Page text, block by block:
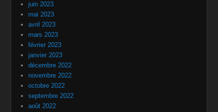
juin 2023
mai 2023
avril 2023
mars 2023
février 2023
janvier 2023
décembre 2022
novembre 2022
octobre 2022
septembre 2022
août 2022